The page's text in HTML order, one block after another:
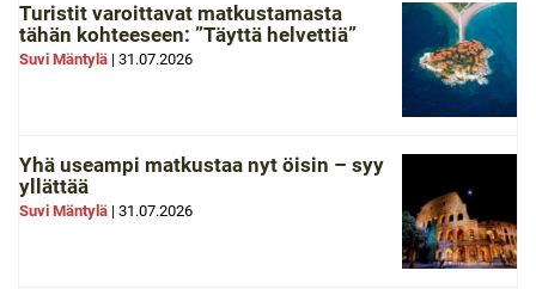
Turistit varoittavat matkustamasta
tähän kohteeseen: ”Täyttä helvettiä”
Suvi Mäntylä | 31.07.2026
Yhä useampi matkustaa nyt öisin – syy
yllättää
Suvi Mäntylä | 31.07.2026